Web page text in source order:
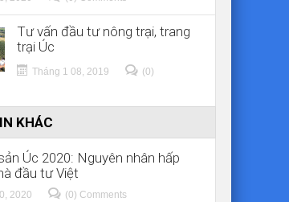
Tư vấn đầu tư nông trại, trang
trại Úc
Tháng 1 08, 2019
(0)
KHÁC
Úc 2020: Nguyên nhân hấp
đầu tư Việt
2020 (0) Comments